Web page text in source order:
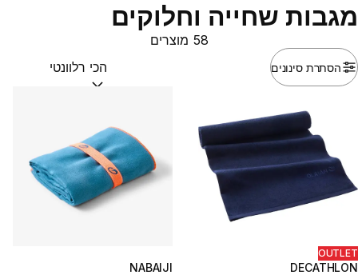
מגבות שחייה וחלוקים
הסתרת סינונים
58 מוצרים
מיין לפי:(optional)
OUTLET
DECATHLON
NABAIJI